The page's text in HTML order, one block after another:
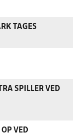
TAGES
SPILLER VED
VED